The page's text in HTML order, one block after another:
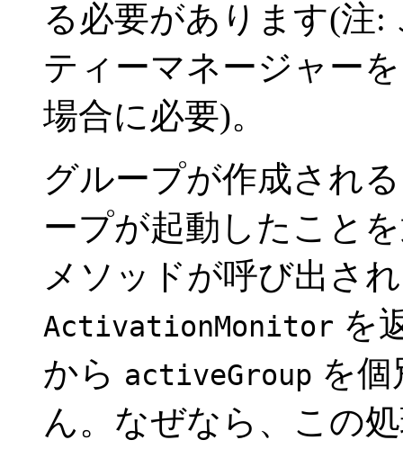
る必要があります(注
ティーマネージャー
場合に必要)。
グループが作成され
ープが起動したこと
メソッドが呼び出さ
ActivationMonitor を
から activeGroup を
ん。なぜなら、この